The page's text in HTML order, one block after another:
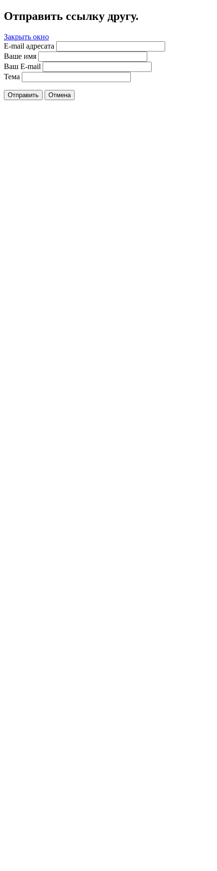
Отправить ссылку другу.
Закрыть окно
E-mail адресата
Ваше имя
Ваш E-mail
Тема
Отправить Отмена